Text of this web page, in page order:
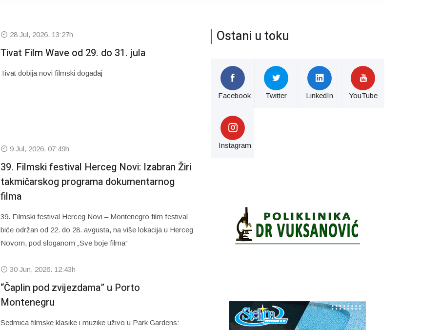
28 Jul, 2026. 13:27h
Tivat Film Wave od 29. do 31. jula
Tivat dobija novi filmski događaj
9 Jul, 2026. 07:49h
39. Filmski festival Herceg Novi: Izabran Žiri
takmičarskog programa dokumentarnog
filma
39. Filmski festival Herceg Novi – Montenegro film festival
biće održan od 22. do 28. avgusta, na više lokacija u Herceg
Novom, pod sloganom „Sve boje filma“
30 Jun, 2026. 12:43h
“Čaplin pod zvijezdama” u Porto
Montenegru
Sedmica filmske klasike i muzike uživo u Park Gardens:
Ostani u toku
Facebook Twitter LinkedIn YouTube
Instagram